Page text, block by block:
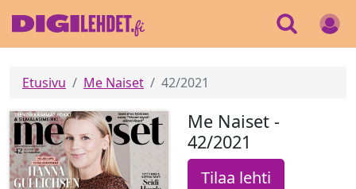
Etusivu Me Naiset 42/2021
Me Naiset -
42/2021
Tilaa lehti